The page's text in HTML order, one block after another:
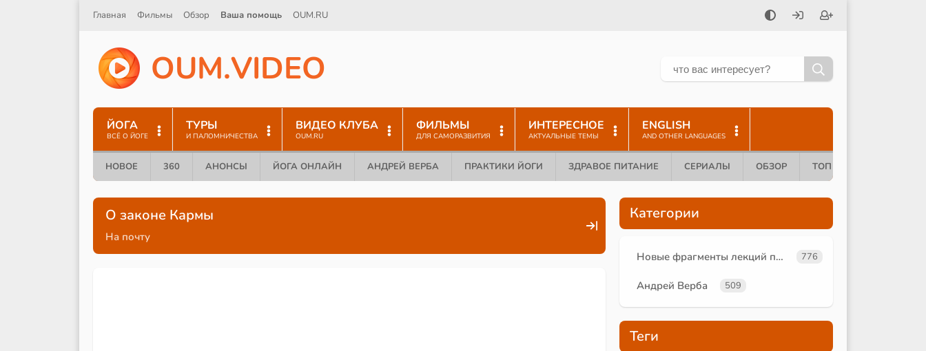
Главная Фильмы Обзор Ваша помощь OUM.RU
OUM.VIDEO
ЙОГА
ВСЁ О ЙОГЕ
ТУРЫ
И ПАЛОМНИЧЕСТВА
ВИДЕО КЛУБА
OUM.RU
ФИЛЬМЫ
ДЛЯ САМОРАЗВИТИЯ
ИНТЕРЕСНОЕ
АКТУАЛЬНЫЕ ТЕМЫ
ENGLISH
AND OTHER LANGUAGES
НОВОЕ 360 АНОНСЫ ЙОГА ОНЛАЙН АНДРЕЙ ВЕРБА ПРАКТИКИ ЙОГИ ЗДРАВОЕ ПИТАНИЕ СЕРИАЛЫ ОБЗОР ТОП 10
О законе Кармы
На почту
Категории
Новые фрагменты лекций преподавателей oum.ru 776
Андрей Верба 509
Теги